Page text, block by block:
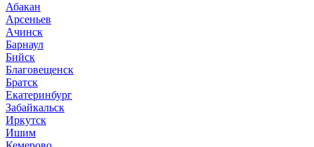
Абакан
Арсеньев
Ачинск
Барнаул
Бийск
Благовещенск
Братск
Екатеринбург
Забайкальск
Иркутск
Ишим